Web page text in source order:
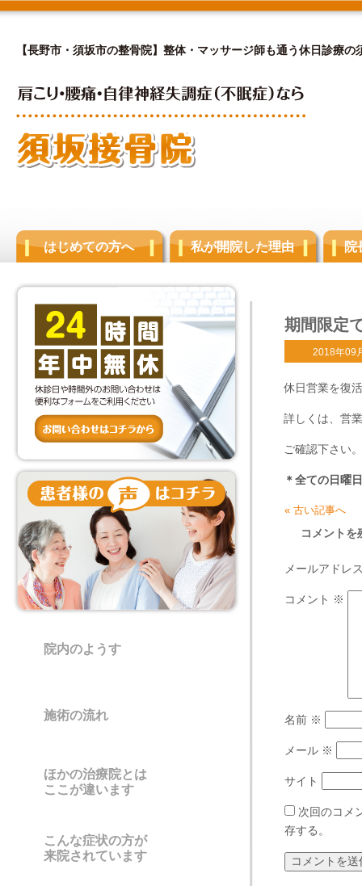
【長野市・須坂市の整骨院】整体・マッサージ師も通う休日診療の
はじめての方へ 私が開院した理由 院
期間限定
2018年09
休日営業を復
詳しくは、営
ご確認下さい。
＊全ての日曜
« 古い記事へ
コメントを
メールアドレ
コメント ※
名前 ※
メール ※
サイト
次回のコメ
存する。
院内のようす
施術の流れ
ほかの治療院とは
ここが違います
こんな症状の方が
来院されています